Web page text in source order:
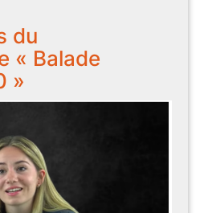
du
« Balade
»